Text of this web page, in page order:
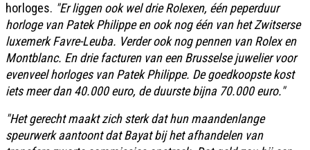
horloges. "Er liggen ook wel drie Rolexen, één peperduur
horloge van Patek Philippe en ook nog één van het Zwitserse
luxemerk Favre-Leuba. Verder ook nog pennen van Rolex en
Montblanc. En drie facturen van een Brusselse juwelier voor
evenveel horloges van Patek Philippe. De goedkoopste kost
iets meer dan 40.000 euro, de duurste bijna 70.000 euro."
"Het gerecht maakt zich sterk dat hun maandenlange
speurwerk aantoont dat Bayat bij het afhandelen van